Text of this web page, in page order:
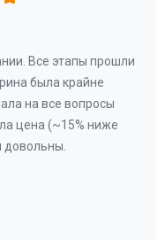
Все этапы прошли
была крайне
на все вопросы
цена (~15% ниже
довольны.